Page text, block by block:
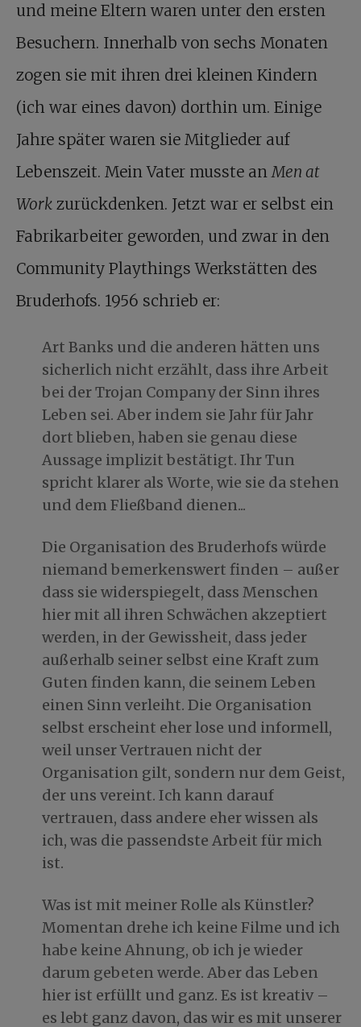
und meine Eltern waren unter den ersten
Besuchern. Innerhalb von sechs Monaten
zogen sie mit ihren drei kleinen Kindern
(ich war eines davon) dorthin um. Einige
Jahre später waren sie Mitglieder auf
Lebenszeit. Mein Vater musste anMen at
Work zurückdenken. Jetzt war er selbst ein
Fabrikarbeiter geworden, und zwar in den
Community Playthings Werkstätten des
Bruderhofs. 1956 schrieb er:
Art Banks und die anderen hätten uns
sicherlich nicht erzählt, dass ihre Arbeit
bei der Trojan Company der Sinn ihres
Leben sei. Aber indem sie Jahr für Jahr
dort blieben, haben sie genau diese
Aussage implizit bestätigt. Ihr Tun
spricht klarer als Worte, wie sie da stehen
und dem Fließband dienen...
Die Organisation des Bruderhofs würde
niemand bemerkenswert finden – außer
dass sie widerspiegelt, dass Menschen
hier mit all ihren Schwächen akzeptiert
werden, in der Gewissheit, dass jeder
außerhalb seiner selbst eine Kraft zum
Guten finden kann, die seinem Leben
einen Sinn verleiht. Die Organisation
selbst erscheint eher lose und informell,
weil unser Vertrauen nicht der
Organisation gilt, sondern nur dem Geist,
der uns vereint. Ich kann darauf
vertrauen, dass andere eher wissen als
ich, was die passendste Arbeit für mich
ist.
Was ist mit meiner Rolle als Künstler?
Momentan drehe ich keine Filme und ich
habe keine Ahnung, ob ich je wieder
darum gebeten werde. Aber das Leben
hier ist erfüllt und ganz. Es ist kreativ –
es lebt ganz davon, das wir es mit unserer